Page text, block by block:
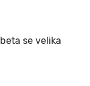
se velika